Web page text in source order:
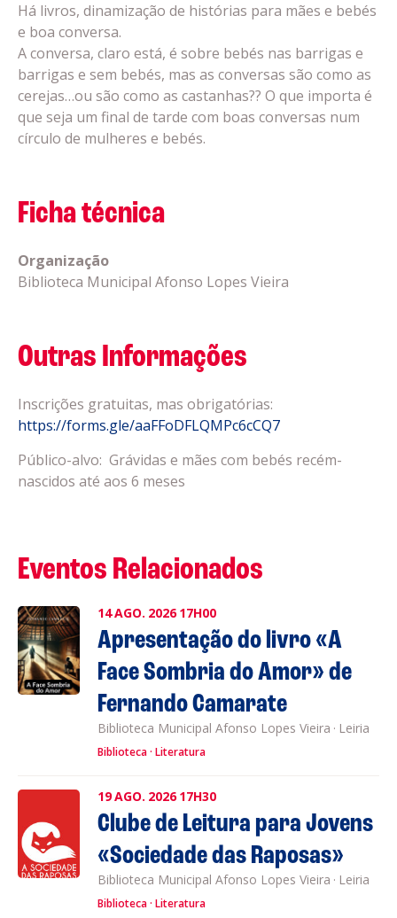
Há livros, dinamização de histórias para mães e bebés
e boa conversa.
A conversa, claro está, é sobre bebés nas barrigas e
barrigas e sem bebés, mas as conversas são como as
cerejas…ou são como as castanhas?? O que importa é
que seja um final de tarde com boas conversas num
círculo de mulheres e bebés.
Ficha técnica
Organização
Biblioteca Municipal Afonso Lopes Vieira
Outras Informações
Inscrições gratuitas, mas obrigatórias:
https://forms.gle/aaFFoDFLQMPc6cCQ7
Público-alvo: Grávidas e mães com bebés recém-
nascidos até aos 6 meses
Eventos Relacionados
14AGO. 2026 17H00
Apresentação do livro «A
Face Sombria do Amor» de
Fernando Camarate
Biblioteca Municipal Afonso Lopes Vieira · Leiria
Biblioteca Literatura
19AGO. 2026 17H30
Clube de Leitura para Jovens
«Sociedade das Raposas»
Biblioteca Municipal Afonso Lopes Vieira · Leiria
Biblioteca Literatura